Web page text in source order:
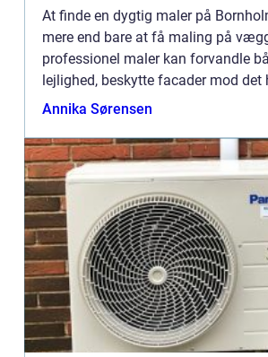
At finde en dygtig maler på
mere end bare at få maling på
professionel maler kan forvandle
lejlighed, beskytte facader mod det
kystklima og skabe rum, der føles
Annika Sørensen